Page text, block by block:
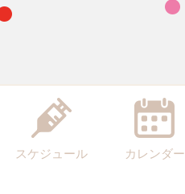
スケジュール カレンダー